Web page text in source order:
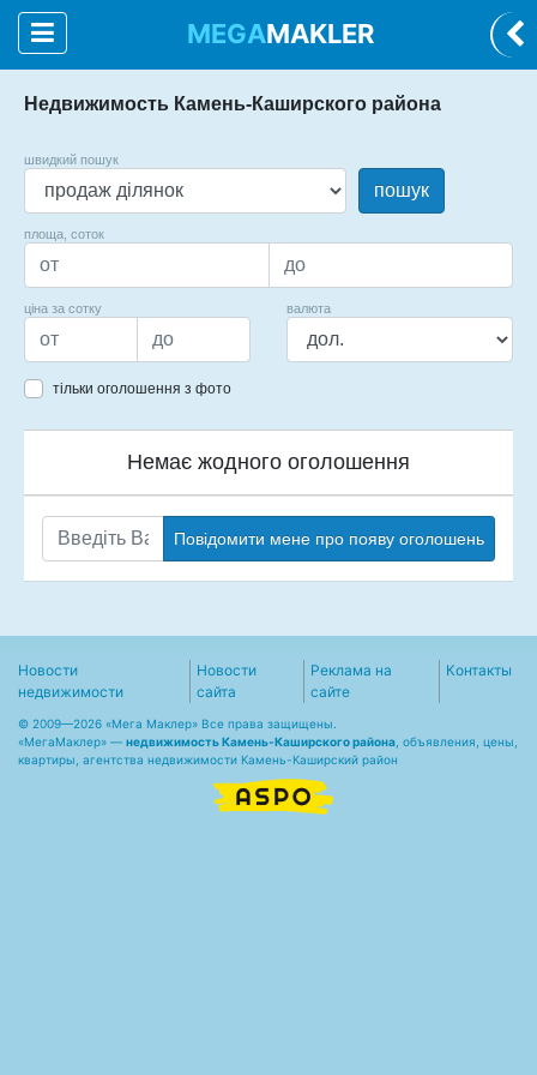
MEGAMAKLER
Недвижимость Камень-Каширского района
швидкий пошук
пошук
площа, соток
ціна за сотку валюта
тільки оголошення з фото
Немає жодного оголошення
Повідомити мене про появу оголошень
Новости
недвижимости
Новости
сайта
Реклама на
сайте
Контакты
© 2009—2026 «Мега Маклер» Все права защищены.
«МегаМаклер» — недвижимость Камень-Каширского района , объявления, цены,
квартиры, агентства недвижимости Камень-Каширский район